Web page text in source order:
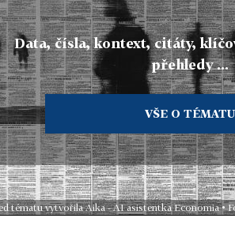
Data, čísla, kontext, citáty,
přehledy ...
VŠE O TÉMATU
tématu vytvořila Aika - AI asistentka Economia •